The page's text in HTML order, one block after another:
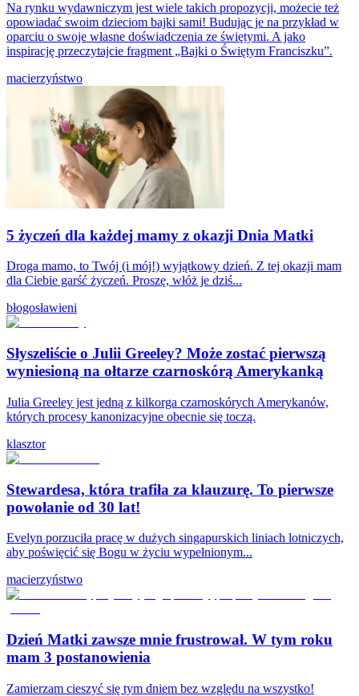
Na rynku wydawniczym jest wiele takich propozycji, możecie też
opowiadać swoim dzieciom bajki sami! Budując je na przykład w
oparciu o swoje własne doświadczenia ze świętymi. A jako
inspirację przeczytajcie fragment „Bajki o Świętym Franciszku”.
macierzyństwo
5 życzeń dla każdej mamy z okazji Dnia Matki
Droga mamo, to Twój (i mój!) wyjątkowy dzień. Z tej okazji mam
dla Ciebie garść życzeń. Proszę, włóż je dziś...
błogosławieni
Słyszeliście o Julii Greeley? Może zostać pierwszą
wyniesioną na ołtarze czarnoskórą Amerykanką
Julia Greeley jest jedną z kilkorga czarnoskórych Amerykanów,
których procesy kanonizacyjne obecnie się toczą.
klasztor
Stewardesa, która trafiła za klauzurę. To pierwsze
powołanie od 30 lat!
Evelyn porzuciła pracę w dużych singapurskich liniach lotniczych,
aby poświęcić się Bogu w życiu wypełnionym...
macierzyństwo
Dzień Matki zawsze mnie frustrował. W tym roku
mam 3 postanowienia
Zamierzam cieszyć się tym dniem bez względu na wszystko!